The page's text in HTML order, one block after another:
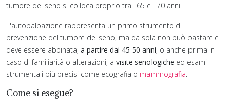
tumore del seno si colloca proprio tra i 65 e i 70 anni.
L'autopalpazione rappresenta un primo strumento di
prevenzione del tumore del seno, ma da sola non può bastare e
deve essere abbinata, a partire dai 45-50 anni, o anche prima in
caso di familiarità o alterazioni, a visite senologiche ed esami
strumentali più precisi come ecografia o mammografia.
Come si esegue?